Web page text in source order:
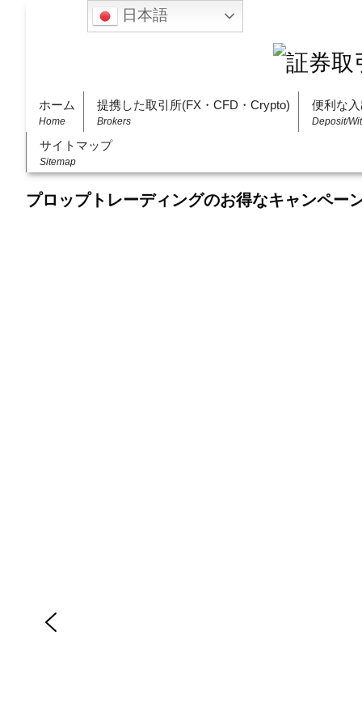
ホーム
Home
提携した取引所(FX・CFD・Crypto)
Brokers
便利な
Deposit/
サイトマップ
Sitemap
プロップトレーディングのお得なキャンペー
日本語